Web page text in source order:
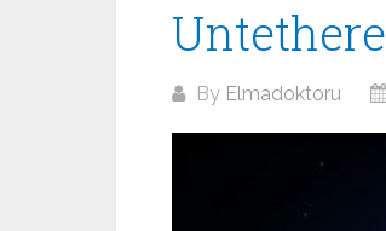
By Elmadoktoru